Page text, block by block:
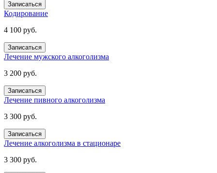
Записаться
Кодирование
4 100 руб.
Записаться
Лечение мужского алкоголизма
3 200 руб.
Записаться
Лечение пивного алкоголизма
3 300 руб.
Записаться
Лечение алкоголизма в стационаре
3 300 руб.